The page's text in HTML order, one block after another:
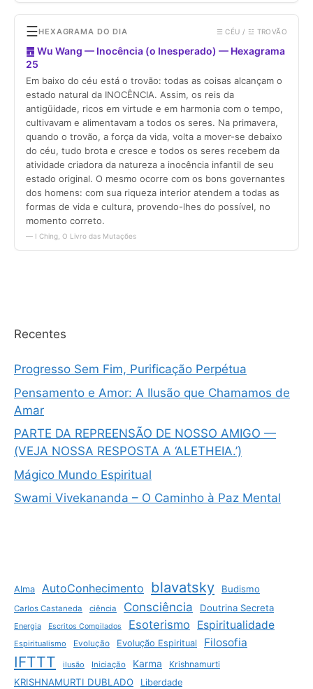
Recentes
Progresso Sem Fim, Purificação Perpétua
Pensamento e Amor: A Ilusão que Chamamos de
Amar
PARTE DA REPREENSÃO DE NOSSO AMIGO —
(VEJA NOSSA RESPOSTA A ‘ALETHEIA.’)
Mágico Mundo Espiritual
Swami Vivekananda – O Caminho à Paz Mental
Alma AutoConhecimento blavatsky Budismo
Carlos Castaneda ciência Consciência Doutrina Secreta
Energia Escritos Compilados Esoterismo Espiritualidade
Espiritualismo Evolução Evolução Espiritual Filosofia
IFTTT ilusão Iniciação Karma Krishnamurti
KRISHNAMURTI DUBLADO
Liberdade